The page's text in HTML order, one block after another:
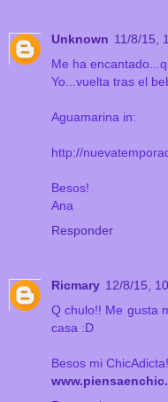
Unknown 11/8/15,
Me ha
Yo...vuelta tras el
Aguamarina in:
http://
Besos!
Ana
Responder
Ricmary 12/8/15,
Q chulo!! Me gusta
casa :D
Besos mi ChicAdicta!